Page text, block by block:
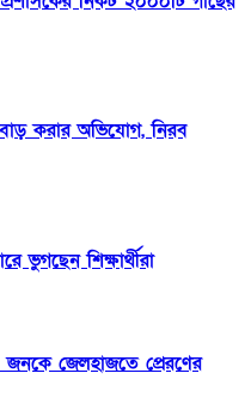
করার অভিযোগ, নিরব
ভুগছেন শিক্ষার্থীরা
জেলহাজতে প্রেরণের